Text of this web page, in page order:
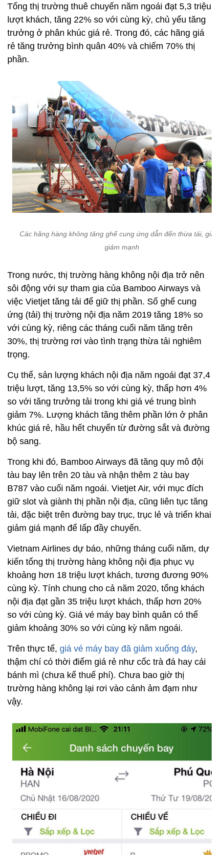
Tổng thị trường thuê chuyến năm ngoái đạt 5,3 triệu
lượt khách, tăng 22% so với cùng kỳ, chủ yếu tăng
trưởng ở phân khúc giá rẻ. Trong đó, các hãng giá
rẻ tăng trưởng bình quân 40% và chiếm 70% thị
phần.
Các hãng hàng không tăng ghế cung ứng dẫn đến thừa tải, giá
giảm mạnh
Trong nước, thị trường hàng không nội địa trở nên
sôi động với sự tham gia của Bamboo Airways và
việc Vietjet tăng tải để giữ thị phần. Số ghế cung
ứng (tải) thị trường nội địa năm 2019 tăng 18% so
với cùng kỳ, riêng các tháng cuối năm tăng trên
30%, thị trường rơi vào tình trạng thừa tải nghiêm
trọng.
Cụ thể, sản lượng khách nội địa năm ngoái đạt 37,4
triệu lượt, tăng 13,5% so với cùng kỳ, thấp hơn 4%
so với tăng trưởng tải trong khi giá vé trung bình
giảm 7%. Lượng khách tăng thêm phần lớn ở phân
khúc giá rẻ, hầu hết chuyển từ đường sắt và đường
bộ sang.
Trong khi đó, Bamboo Airways đã tăng quy mô đội
tàu bay lên trên 20 tàu và nhận thêm 2 tàu bay
B787 vào cuối năm ngoái. Vietjet Air, với mục đích
giữ slot và giành thị phần nội địa, cũng liên tục tăng
tải, đặc biệt trên đường bay trục, trục lẻ và triển khai
giảm giá mạnh để lấp đầy chuyến.
Vietnam Airlines dự báo, những tháng cuối năm, dự
kiến tổng thị trường hàng không nội địa phục vụ
khoảng hơn 18 triệu lượt khách, tương đương 90%
cùng kỳ. Tính chung cho cả năm 2020, tổng khách
nội địa đạt gần 35 triệu lượt khách, thấp hơn 20%
so với cùng kỳ. Giá vé máy bay bình quân có thể
giảm khoảng 30% so với cùng kỳ năm ngoái.
Trên thực tế, giá vé máy bay đã giảm xuống đáy,
thậm chí có thời điểm giá rẻ như cốc trà đá hay cái
bánh mì (chưa kể thuế phí). Chưa bao giờ thị
trường hàng không lại rơi vào cảnh ảm đạm như
vậy.